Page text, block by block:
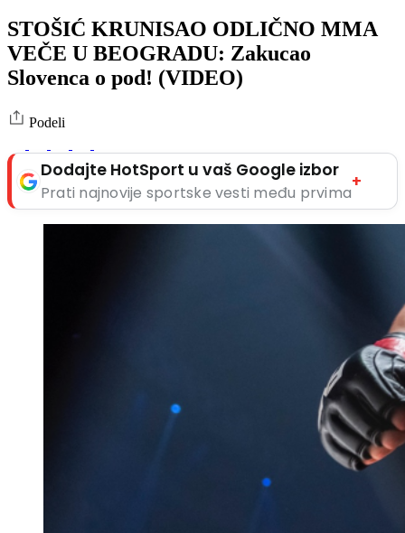
STOŠIĆ KRUNISAO ODLIČNO MMA
VEČE U BEOGRADU: Zakucao
Slovenca o pod! (VIDEO)
Podeli
Dodajte HotSport u vaš Google izbor
Prati najnovije sportske vesti među prvima
+